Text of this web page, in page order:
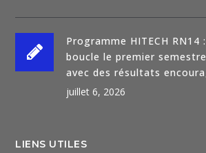
Programme HITECH RN14
boucle le premier
avec des résultats
juillet 6, 2026
LIENS UTILES